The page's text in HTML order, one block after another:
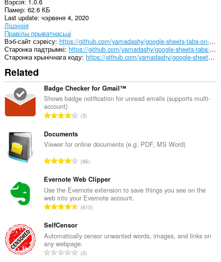
Памер 62.6 КБ
Last update чэрвеня 4, 2020
Ліцэнзія
Правілы прыватнасьці
Вэб-сайт сэрвісу
https://github.com/yamadashy/google-sheets-tabs-on-top
Старонка падтрымкі
https://github.com/yamadashy/google-sheets-tabs-on-top/issues
Старонка крынічнага коду
https://github.com/yamadashy/google-sheets-tabs-on-top
Related
Badge Checker for Gmail™
Shows badge notification for unread emails (supports multi-
account)
А
з
н
к
ў
:
5
Documents
Viewer for online documents (e.g. PDF, MS Word)
А
з
н
а
к
:
86
Evernote Web Clipper
Use the Evernote extension to save things you see on the
web into your Evernote account.
А
н
а
к
610
SelfCensor
Automatically censor unwanted words, images, and links on
any webpage.
А0